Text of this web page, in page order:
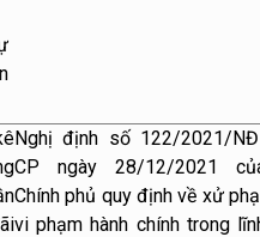
Nghị định số 122/2021/
CP ngày 28/12/2021
Chính phủ quy định về xử
vi phạm hành chính trong